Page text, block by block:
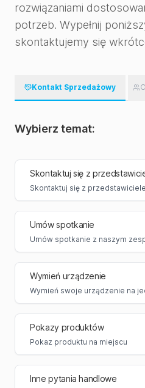
rozwiązaniami
potrzeb. Wypełnij
skontaktujemy się
Kontakt Sprzedażowy
Wybierz temat:
Skontaktuj się z
Skontaktuj się z
Umów spotkanie
Umów spotkanie z naszym
Wymień urządzenie
Wymień swoje urządzenie na
Pokazy produktów
Pokaz produktu na miejscu
Inne pytania handlowe